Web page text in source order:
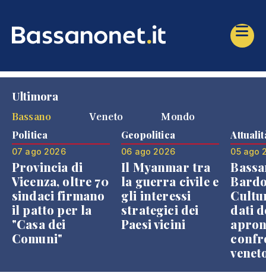
Ultimora
Bassano
Veneto Mondo
Politica
07 ago 2026
Provincia di
Vicenza, oltre 70
sindaci firmano
il patto per la
"Casa dei
Comuni"
Geopolitica
06 ago 2026
Il Myanmar tra
la guerra civile e
gli interessi
strategici dei
Paesi vicini
05 ago
dati